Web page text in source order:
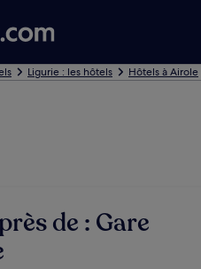
Ligurie : les hôtels Hôtels à Airole
de : Gare